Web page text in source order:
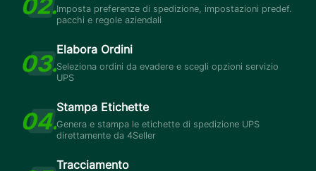
Imposta preferenze di spedizione, impostazioni predef.
pacchi e regole aziendali
Elabora Ordini
Seleziona ordini da evadere e scegli opzioni servizio
UPS
Stampa Etichette
Genera e stampa le etichette di spedizione UPS
direttamente da 4Seller
Tracciamento